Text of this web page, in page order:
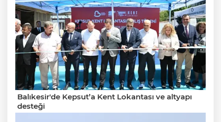
Balıkesir'de Kepsut’a Kent Lokantası ve altyapı
desteği